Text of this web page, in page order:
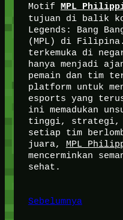
Motif MPL
tujuan di balik
Legends: Bang
(MPL) di
terkemuka di
hanya menjadi
pemain dan tim
platform untuk
esports yang
ini memadukan
tinggi, strategi,
setiap tim
juara, MPL
mencerminkan
sehat.
Sebelumnya